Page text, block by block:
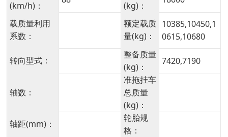
(km/h)： (kg)：
载质量利用
系数：
额定载质
量(kg)：
10385,10450,1
0615,10680
转向型式：
整备质量
(kg)：
7420,7190
轴数：
准拖挂车
总质量
(kg)：
轴距(mm)：
轮胎规
格：